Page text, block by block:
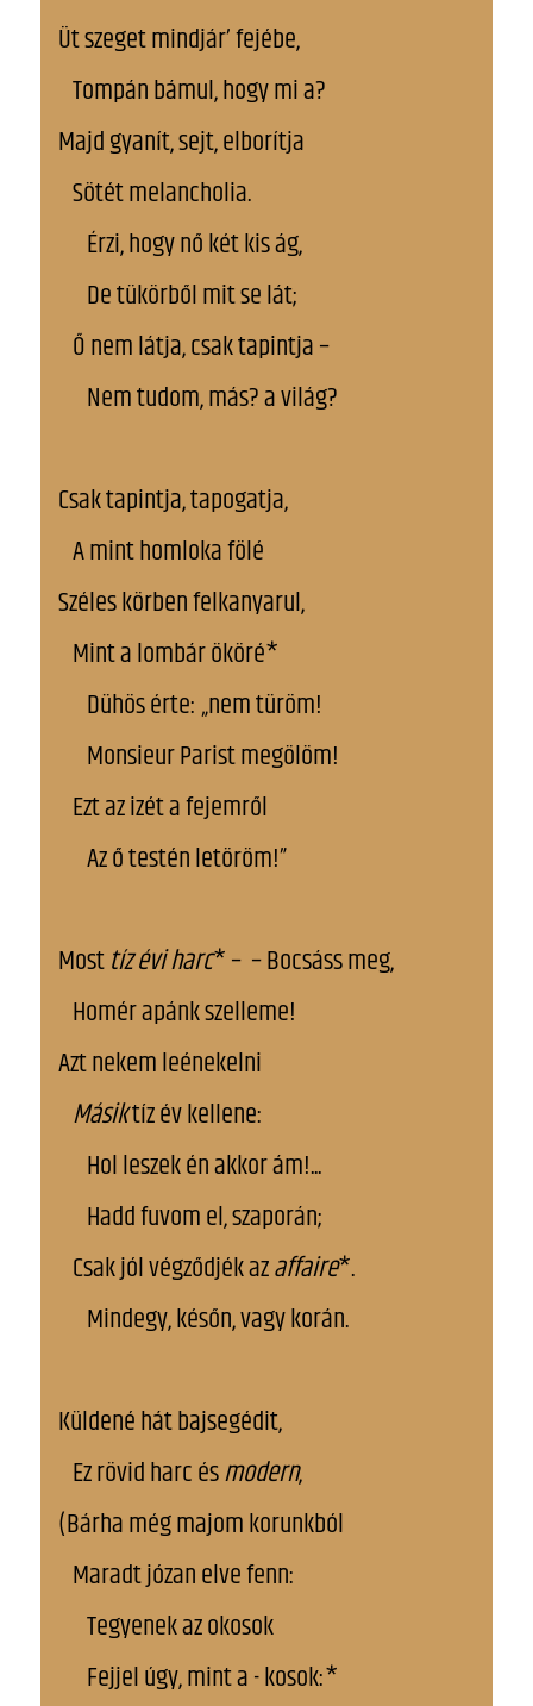
Üt szeget mindjár’ fejébe,
Tompán bámul, hogy mi a?
Majd gyanít, sejt, elborítja
Sötét melancholia.
Érzi, hogy nő két kis ág,
De tükörből mit se lát;
Ő nem látja, csak tapintja –
Nem tudom, más? a világ?
Csak tapintja, tapogatja,
A mint homloka fölé
Széles körben felkanyarul,
Mint a lombár ököré*
Dühös érte: „nem türöm!
Monsieur Parist megölöm!
Ezt az izét a fejemről
Az ő testén letöröm!”
Mosttíz évi harc* – – Bocsáss meg,
Homér apánk szelleme!
Azt nekem leénekelni
Másiktíz év kellene:
Hol leszek én akkor ám!...
Hadd fuvom el, szaporán;
Csak jól végződjék azaffaire*.
Mindegy, későn, vagy korán.
Küldené hát bajsegédit,
Ez rövid harc ésmodern,
(Bárha még majom korunkból
Maradt józan elve fenn:
Tegyenek az okosok
Fejjel úgy, mint a - kosok:*